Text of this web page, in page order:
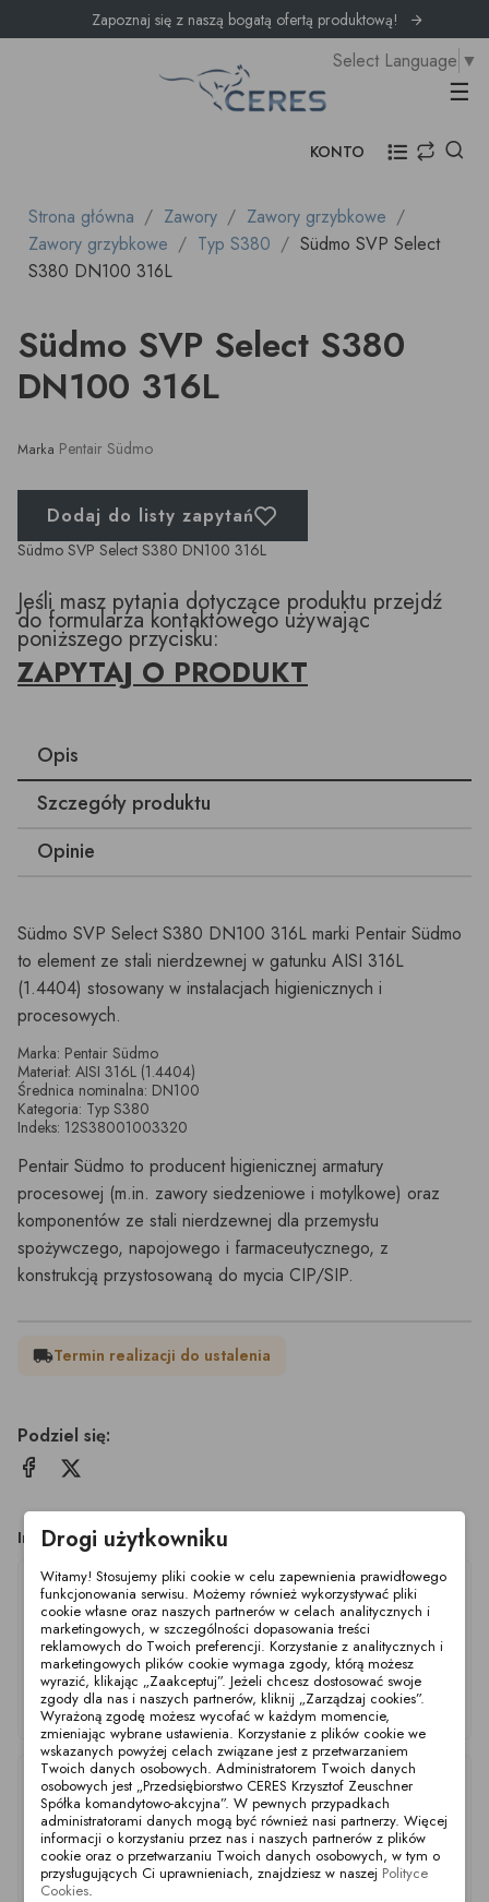
Zapoznaj się z naszą bogatą ofertą produktową!
☰
Select Language ▼
KONTO
Strona główna Zawory
Zawory grzybkowe
Zawory grzybkowe
Typ S380
Südmo SVP Select
S380 DN100 316L
Südmo SVP Select S380
DN100 316L
Marka Pentair Südmo
Dodaj do listy zapytań
Südmo SVP Select S380 DN100 316L
Jeśli masz pytania dotyczące produktu przejdź
do formularza kontaktowego używając
poniższego przycisku:
ZAPYTAJ O PRODUKT
Opis
Szczegóły produktu
Opinie
Südmo SVP Select S380 DN100 316L marki Pentair Südmo
to element ze stali nierdzewnej w gatunku AISI 316L
(1.4404) stosowany w instalacjach higienicznych i
procesowych.
Marka: Pentair Südmo
Materiał: AISI 316L (1.4404)
Średnica nominalna: DN100
Kategoria: Typ S380
Indeks: 12S38001003320
Pentair Südmo to producent higienicznej armatury
procesowej (m.in. zawory siedzeniowe i motylkowe) oraz
komponentów ze stali nierdzewnej dla przemysłu
spożywczego, napojowego i farmaceutycznego, z
konstrukcją przystosowaną do mycia CIP/SIP.
local_shippingTermin realizacji do ustalenia
Podziel się:
Inne produkty z tej kategorii
Südmo SVP Select
S380 DN25 316L
Südmo SVP Select
S380 DN65 316L
Südmo SVP Select
S380 DN80 316L
Drogi użytkowniku
Witamy! Stosujemy pliki cookie w celu zapewnienia prawidłowego
funkcjonowania serwisu. Możemy również wykorzystywać pliki
cookie własne oraz naszych partnerów w celach analitycznych i
marketingowych, w szczególności dopasowania treści
reklamowych do Twoich preferencji. Korzystanie z analitycznych i
marketingowych plików cookie wymaga zgody, którą możesz
wyrazić, klikając „Zaakceptuj”. Jeżeli chcesz dostosować swoje
zgody dla nas i naszych partnerów, kliknij „Zarządzaj cookies”.
Wyrażoną zgodę możesz wycofać w każdym momencie,
zmieniając wybrane ustawienia. Korzystanie z plików cookie we
wskazanych powyżej celach związane jest z przetwarzaniem
Twoich danych osobowych. Administratorem Twoich danych
osobowych jest „Przedsiębiorstwo CERES Krzysztof Zeuschner
Spółka komandytowo-akcyjna”. W pewnych przypadkach
administratorami danych mogą być również nasi partnerzy. Więcej
informacji o korzystaniu przez nas i naszych partnerów z plików
cookie oraz o przetwarzaniu Twoich danych osobowych, w tym o
przysługujących Ci uprawnieniach, znajdziesz w naszej Polityce
Cookies.